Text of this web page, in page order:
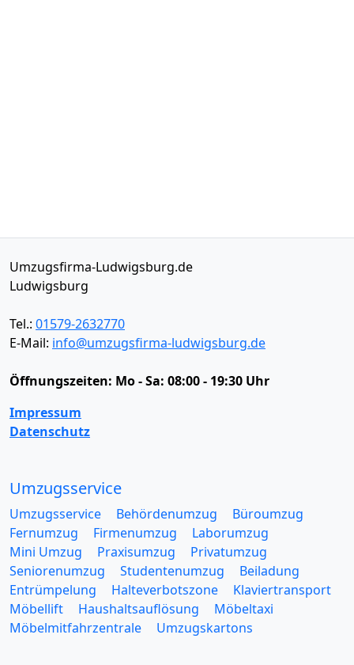
Umzugsfirma-Ludwigsburg.de
Ludwigsburg
Tel.: 01579-2632770
E-Mail: info@umzugsfirma-ludwigsburg.de
Öffnungszeiten: Mo - Sa: 08:00 - 19:30 Uhr
Impressum
Datenschutz
Umzugsservice
Umzugsservice Behördenumzug
Büroumzug
Fernumzug
Firmenumzug
Laborumzug
Mini Umzug
Praxisumzug
Privatumzug
Seniorenumzug
Studentenumzug
Beiladung
Entrümpelung
Halteverbotszone
Klaviertransport
Möbellift
Haushaltsauflösung
Möbeltaxi
Möbelmitfahrzentrale
Umzugskartons